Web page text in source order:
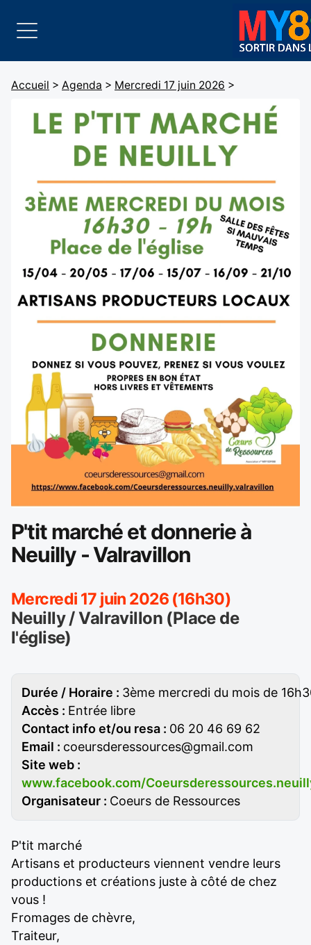
Accueil > Agenda > Mercredi 17 juin 2026 >
P'tit marché et donnerie à
Neuilly - Valravillon
Mercredi 17 juin 2026 (16h30)
Neuilly / Valravillon (Place de
l'église)
Durée / Horaire : 3ème mercredi du mois de
Accès : Entrée libre
Contact info et/ou resa : 06 20 46 69 62
Email : coeursderessources@gmail.com
Site web :
www.facebook.com/
Organisateur : Coeurs de Ressources
P'tit marché
Artisans et producteurs viennent vendre leurs
productions et créations juste à côté de chez
vous !
Fromages de chèvre,
Traiteur,